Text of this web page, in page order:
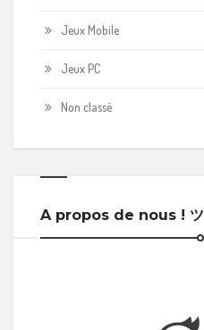
Jeux Mobile
Jeux PC
Non classé
A propos de nous ! ツ